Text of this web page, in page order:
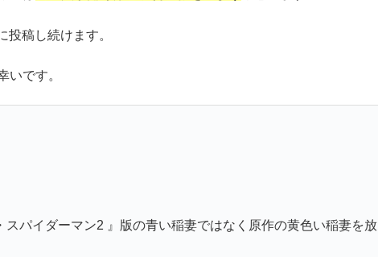
稿し続けます。
いです。
パイダーマン2 』版の青い稲妻ではなく原作の黄色い稲妻を放